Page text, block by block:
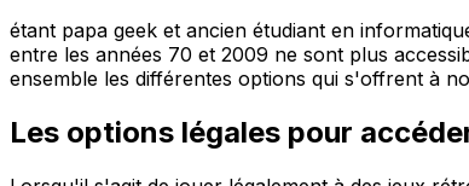
étant papa geek et ancien étudiant en
entre les années 70 et 2009 ne sont plus
ensemble les différentes options qui s'offrent à
Les options légales pour